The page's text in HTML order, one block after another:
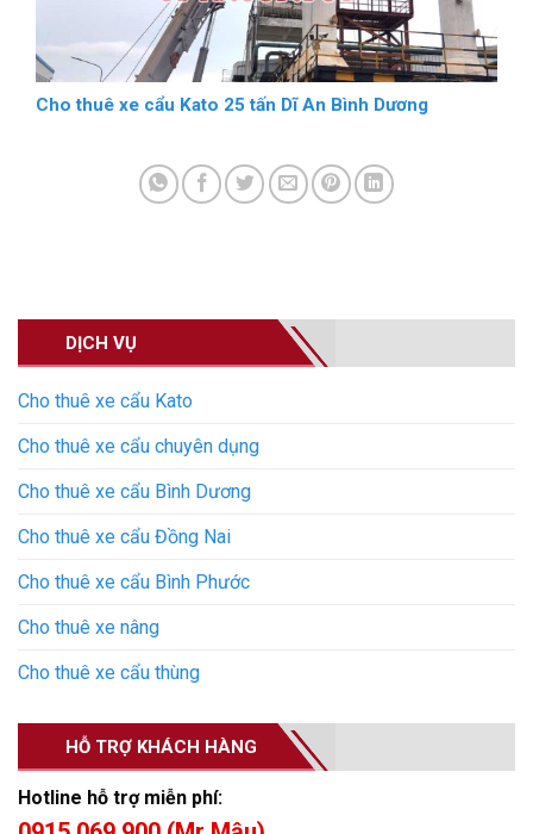
DỊCH VỤ
Cho thuê xe cẩu Kato
Cho thuê xe cẩu chuyên dụng
Cho thuê xe cẩu Bình Dương
Cho thuê xe cẩu Đồng Nai
Cho thuê xe cẩu Bình Phước
Cho thuê xe nâng
Cho thuê xe cẩu thùng
HỖ TRỢ KHÁCH HÀNG
Hotline hỗ trợ miễn phí:
Cho thuê xe cẩu Kato 25 tấn Dĩ An Bình Dương